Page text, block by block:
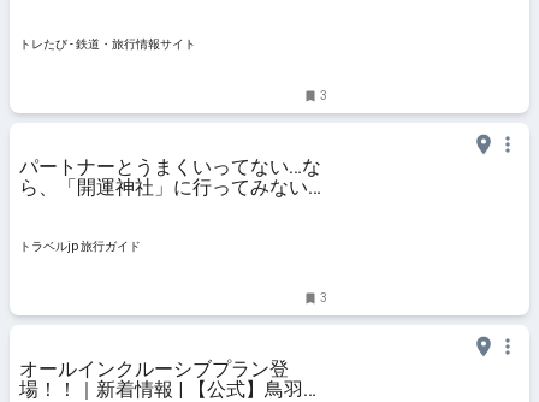
トレたび - 鉄道・旅行情報サイト
3
パートナーとうまくいってない…な
ら、「開運神社」に行ってみない？
トラベルjp 旅行ガイド
3
オールインクルーシブプラン登
場！！｜新着情報 | 【公式】鳥羽シ